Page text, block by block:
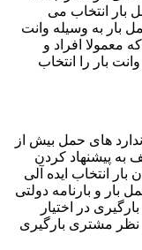
بار انتخاب می
بار به وسیله وانت
معمولا افراد و
بار را انتخاب
های حمل بیش از
پیشنهاد کردن
انتخاب ایده آلی
و بارنامه دولتی
در اختیار
نظر مشتری بارگیری